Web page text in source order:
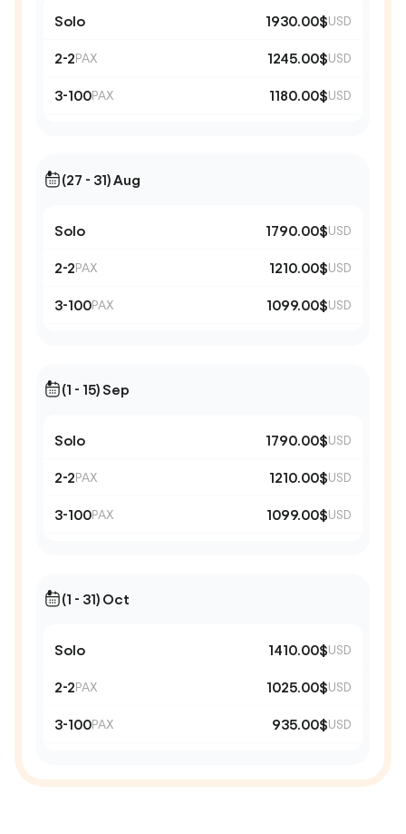
Solo 1930.00$USD
2-2PAX 1245.00$USD
3-100PAX 1180.00$USD
(27 - 31) Aug
Solo 1790.00$USD
2-2PAX 1210.00$USD
3-100PAX 1099.00$USD
(1 - 15) Sep
Solo 1790.00$USD
2-2PAX 1210.00$USD
3-100PAX 1099.00$USD
(1 - 31) Oct
Solo 1410.00$USD
2-2PAX 1025.00$USD
3-100PAX 935.00$USD